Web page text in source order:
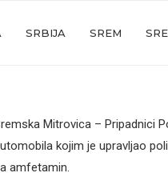
SRBIJA SREM
Mitrovica – Pripadnici
kojim je upravljao
amfetamin.